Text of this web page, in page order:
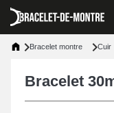
Bracelet montre Cuir
Bracelet